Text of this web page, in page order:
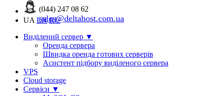
(044) 247 08 62
sales@deltahost.com.ua
UA EN RU
Виділений сервер ▼
Оренда сервера
Швидка оренда готових серверів
Асистент підбору виділеного сервера
VPS
Cloud storage
Сервіси ▼